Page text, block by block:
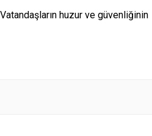
huzur ve güvenliğinin